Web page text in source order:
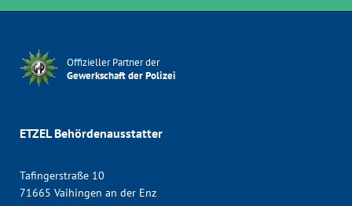
Offizieller Partner der
Gewerkschaft der Polizei
ETZEL Behördenausstatter
Tafingerstraße 10
71665 Vaihingen an der Enz